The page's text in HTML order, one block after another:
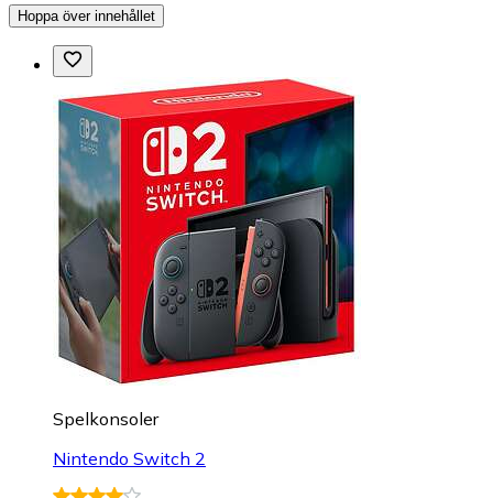
Hoppa över innehållet
Spelkonsoler
Nintendo Switch 2